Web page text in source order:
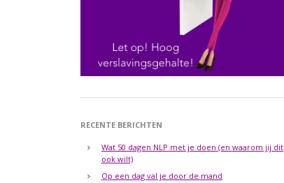
RECENTE BERICHTEN
Wat 50 dagen NLP met je doen (en waarom jij dit
ook wilt)
Op een dag val je door de mand